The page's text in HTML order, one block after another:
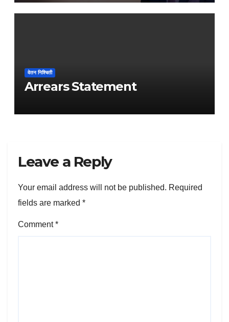
वेतन निश्चिती
Arrears Statement
Leave a Reply
Your email address will not be published. Required
fields are marked *
Comment*